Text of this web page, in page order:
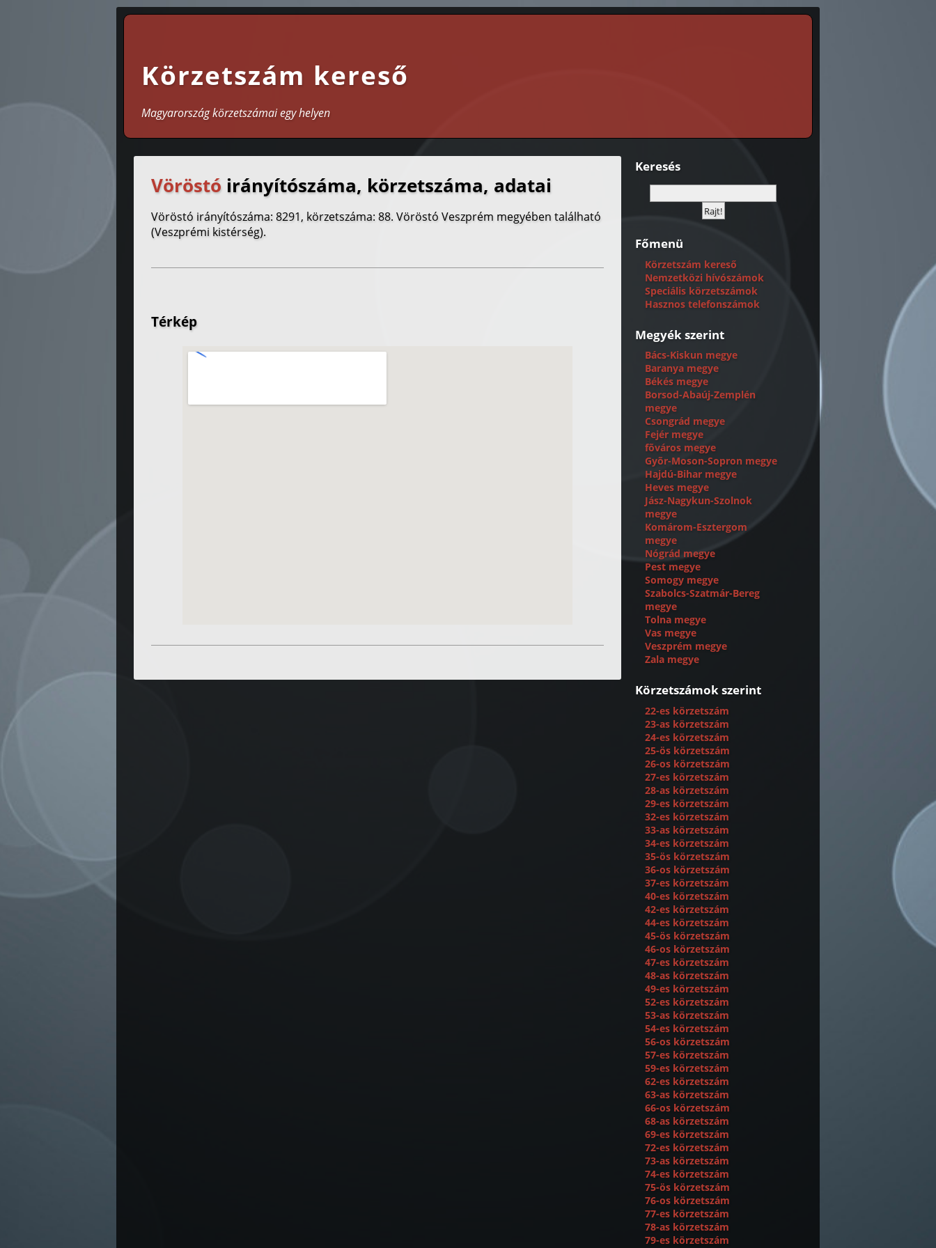
Körzetszám kereső
Magyarország körzetszámai egy helyen
Vöröstó irányítószáma, körzetszáma, adatai
Vöröstó irányítószáma: 8291, körzetszáma: 88. Vöröstó Veszprém megyében található
(Veszprémi kistérség).
Térkép
Keresés
Főmenü
Körzetszám kereső
Nemzetközi hívószámok
Speciális körzetszámok
Hasznos telefonszámok
Megyék szerint
Bács-Kiskun megye
Baranya megye
Békés megye
Borsod-Abaúj-Zemplén
megye
Csongrád megye
Fejér megye
fõváros megye
Gyõr-Moson-Sopron megye
Hajdú-Bihar megye
Heves megye
Jász-Nagykun-Szolnok
megye
Komárom-Esztergom
megye
Nógrád megye
Pest megye
Somogy megye
Szabolcs-Szatmár-Bereg
megye
Tolna megye
Vas megye
Veszprém megye
Zala megye
Körzetszámok szerint
22-es körzetszám
23-as körzetszám
24-es körzetszám
25-ös körzetszám
26-os körzetszám
27-es körzetszám
28-as körzetszám
29-es körzetszám
32-es körzetszám
33-as körzetszám
34-es körzetszám
35-ös körzetszám
36-os körzetszám
37-es körzetszám
40-es körzetszám
42-es körzetszám
44-es körzetszám
45-ös körzetszám
46-os körzetszám
47-es körzetszám
48-as körzetszám
49-es körzetszám
52-es körzetszám
53-as körzetszám
54-es körzetszám
56-os körzetszám
57-es körzetszám
59-es körzetszám
62-es körzetszám
63-as körzetszám
66-os körzetszám
68-as körzetszám
69-es körzetszám
72-es körzetszám
73-as körzetszám
74-es körzetszám
75-ös körzetszám
76-os körzetszám
77-es körzetszám
78-as körzetszám
79-es körzetszám